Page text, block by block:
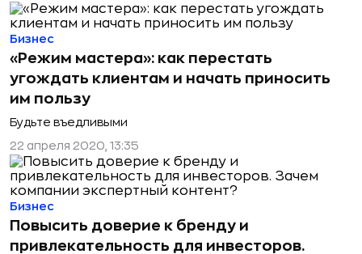
«Режим мастера»: как перестать
угождать клиентам и начать приносить
им пользу
Будьте въедливыми
Бизнес
22 апреля 2020, 13:35
Повысить доверие к бренду и
привлекательность для инвесторов.
Бизнес